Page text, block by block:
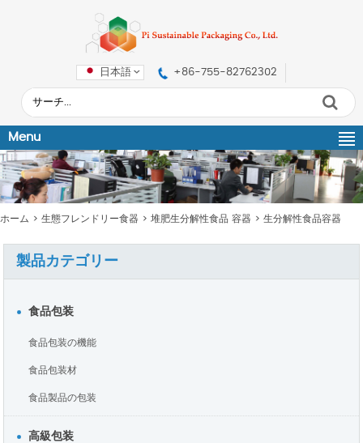
日本語 +86-755-82762302
Menu
ホーム > 生態フレンドリー食器 > 堆肥生分解性食品 容器 > 生分解性食品容器
製品カテゴリー
食品包装
食品包装の機能
食品包装材
食品製品の包装
高級包装